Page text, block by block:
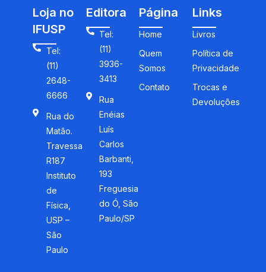
Loja no
IFUSP
Tel:
(11)
2648-
6666
Rua do
Matão.
Travessa
R187
Instituto
de
Física,
USP –
São
Paulo
Editora
Tel:
(11)
3936-
3413
Rua
Enéias
Luís
Carlos
Barbanti,
193
Freguesia
do Ó, São
Paulo/SP
Página
Home
Quem
Somos
Contato
Links
Livros
Política de
Privacidade
Trocas e
Devoluções